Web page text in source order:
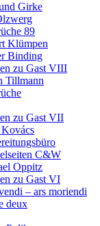
Girke
89
Klümpen
Binding
zu Gast VIII
Tillmann
zu Gast VII
C&W
Oppitz
zu Gast VI
– ars moriendi
deux